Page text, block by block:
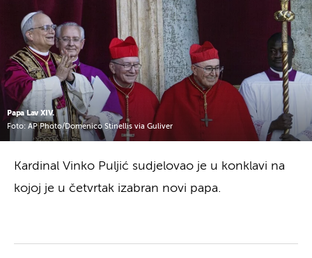
Papa Lav XIV.
Foto: AP Photo/Domenico Stinellis via Guliver
Kardinal Vinko Puljić sudjelovao je u konklavi na
kojoj je u četvrtak izabran novi papa.